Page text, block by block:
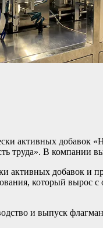
активных добавок
труда». В компании
активных добавок и
который вырос
и выпуск